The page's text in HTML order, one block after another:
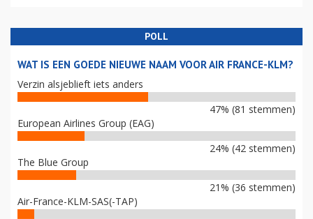
POLL
WAT IS EEN GOEDE NIEUWE NAAM VOOR AIR FRANCE-KLM?
Verzin alsjeblieft iets anders
47% (81 stemmen)
European Airlines Group (EAG)
24% (42 stemmen)
The Blue Group
21% (36 stemmen)
Air-France-KLM-SAS(-TAP)